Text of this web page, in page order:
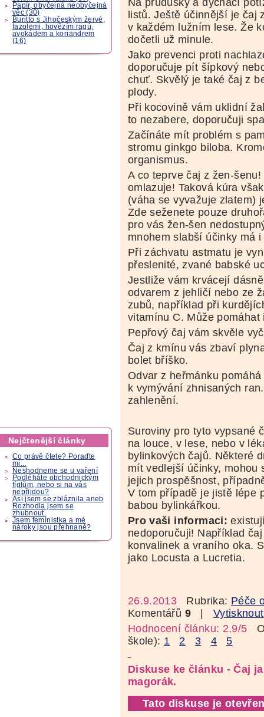
Papír, obyčejná neobyčejná
věc (30)
Buritto s Jihočeským žervé,
fazolemi, hovězím ragú,
avokádem a koriandrem
(16)
Nejčtenější články
Co právě čtete? Poraďte
mi...
Neshodneme se u vaření
Podléháte obchodnickým
fíglům, nebo si na vás
nepřijdou?
Asi jsem se zbláznila aneb
Rozhodla jsem se
zhubnout.
Jsem feministka a mé
nároky jsou přehnané?
listů. Ještě účinnější je čaj
v každém lužním lese. Že
dočetli už minule.
Jako prevenci proti
doporučuje pít šípkový
chuť. Skvělý je také čaj z
plody.
Při kocovině vám uklidní
to nezabere, doporučuji
Začínáte mít problém s
stromu ginkgo biloba.
organismus.
A co teprve čaj z žen-
omlazuje! Taková kúra
(váha se vyvažuje zlatem)
Zde seženete pouze
pro vás žen-šen
mnohem slabší účinky má
Při záchvatu astmatu je
přeslenité, zvané babské
Jestliže vám krvácejí
odvarem z jehličí nebo ze
zubů, například při
vitamínu C. Může
Pepřový čaj vám skvěle
Čaj z kmínu vás zbaví
bolet bříško.
Odvar z heřmánku
k vymývání zhnisaných
zahlenění.
Suroviny pro tyto vypsané
na louce, v lese, nebo v
bylinkových čajů. Některé
mít vedlejší účinky, mohou
jejich prospěšnost,
V tom případě je jistě lépe
babou bylinkářkou.
Pro vaši informaci:
nedoporučuji! Například
konvalinek a vraního oka.
jako Locusta a Lucretia.
26.9.2013 Rubrika: Péče
Komentářů 9 | Vytisknout
Hodnocení článku: 2,9/5
škole): 1 2 3 4 5
Diskuse ke článku - Čaj
magorák.
Tato diskuse je